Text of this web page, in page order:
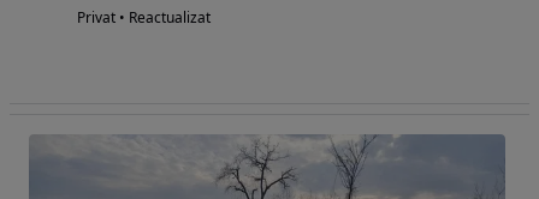
Privat • Reactualizat